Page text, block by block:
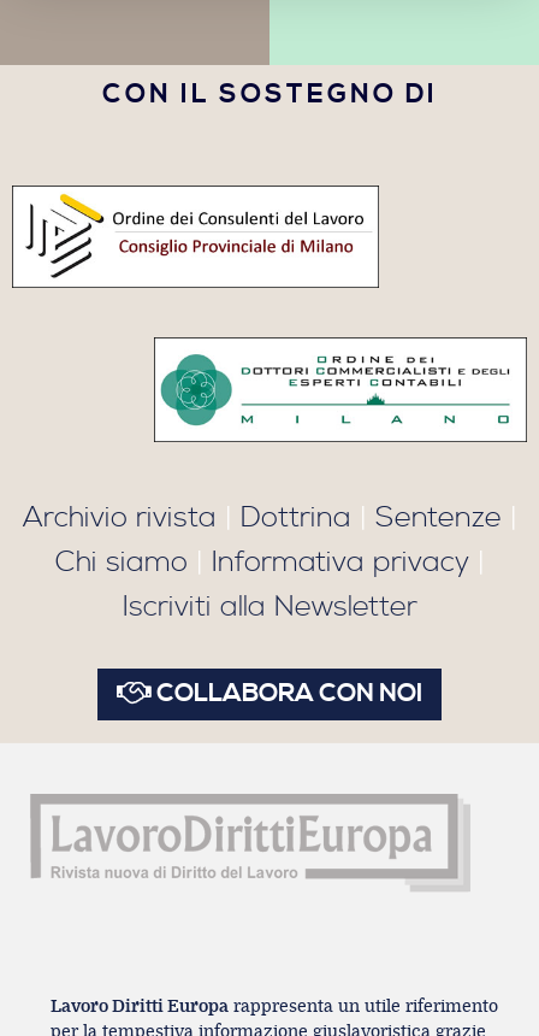
CON IL SOSTEGNO DI
Archivio rivista | Dottrina | Sentenze |
Chi siamo | Informativa privacy|
Iscriviti alla Newsletter
COLLABORA CON NOI
Lavoro Diritti Europa rappresenta un utile riferimento
per la tempestiva informazione giuslavoristica grazie